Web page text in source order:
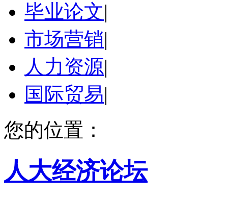
毕业论文|
市场营销|
人力资源|
国际贸易|
您的位置：
人大经济论坛